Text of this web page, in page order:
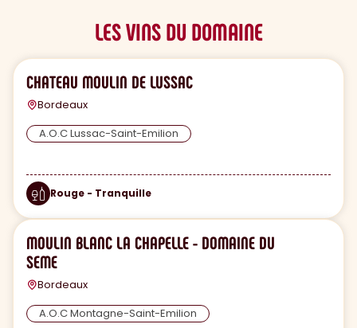
LES VINS DU DOMAINE
CHATEAU MOULIN DE LUSSAC
Bordeaux
A.O.C Lussac-Saint-Emilion
Rouge - Tranquille
MOULIN BLANC LA CHAPELLE - DOMAINE DU
SEME
Bordeaux
A.O.C Montagne-Saint-Emilion